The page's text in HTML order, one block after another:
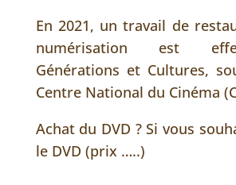
En 2021, un travail de
numérisation est
Générations et Cultures,
Centre National du Cinéma
Achat du DVD ? Si vous
le DVD (prix …..)